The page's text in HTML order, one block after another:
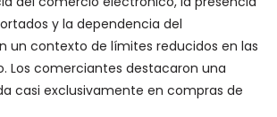
y la dependencia del
un contexto de límites reducidos en las
Los comerciantes destacaron una
casi exclusivamente en compras de